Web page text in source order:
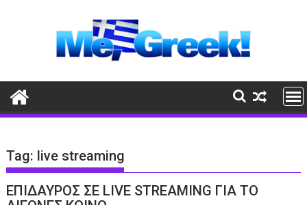
Tag: live streaming
ΕΠΙΔΑΥΡΟΣ ΣΕ LIVE STREAMING ΓΙΑ ΤΟ